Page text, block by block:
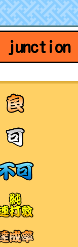
junction